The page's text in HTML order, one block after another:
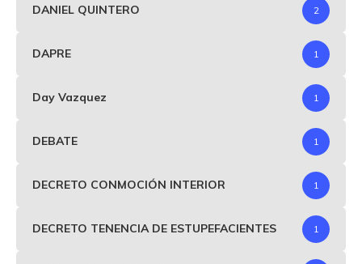
DANIEL QUINTERO 2
DAPRE 1
Day Vazquez 1
DEBATE 1
DECRETO CONMOCIÓN INTERIOR 1
DECRETO TENENCIA DE ESTUPEFACIENTES 1